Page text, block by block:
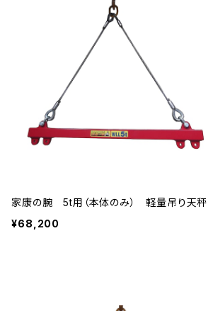
家康の腕 5t用（本体のみ） 軽量吊り天秤
¥68,200